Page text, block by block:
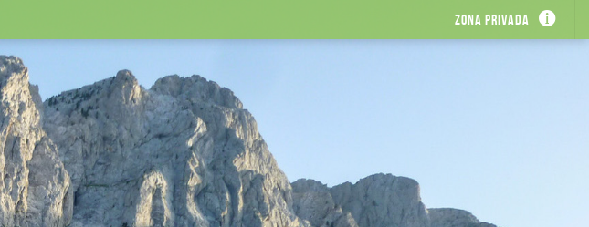
Zona privada